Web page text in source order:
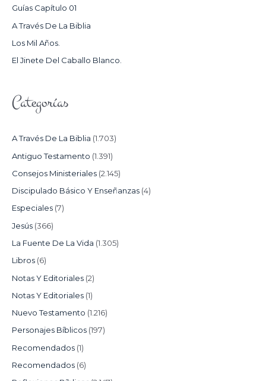
R
:
Guías Capítulo 01
A Través De La Biblia
Los Mil Años.
El Jinete Del Caballo Blanco.
Categorías
A Través De La Biblia (1.703)
Antiguo Testamento (1.391)
Consejos Ministeriales (2.145)
Discipulado Básico Y Enseñanzas (4)
Especiales (7)
Jesús (366)
La Fuente De La Vida (1.305)
Libros (6)
Notas Y Editoriales (2)
Notas Y Editoriales (1)
Nuevo Testamento (1.216)
Personajes Bíblicos (197)
Recomendados (1)
Recomendados (6)